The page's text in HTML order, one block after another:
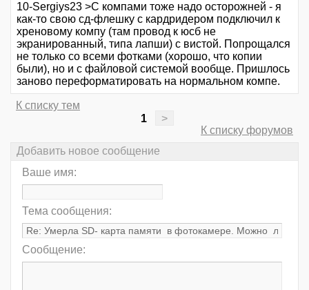
10-Sergiys23 >С компами тоже надо осторожней - я
как-то свою сд-флешку с кардридером подключил к
хреновому компу (там провод к юсб не
экранированный, типа лапши) с вистой. Попрощался
не только со всеми фотками (хорошо, что копии
были), но и с файловой системой вообще. Пришлось
заново переформатировать на нормальном компе.
К списку тем
1
>
К списку форумов
Добавить новое сообщение
Ваше имя:
Тема сообщения:
Сообщение: